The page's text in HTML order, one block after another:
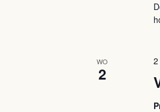
WO
2